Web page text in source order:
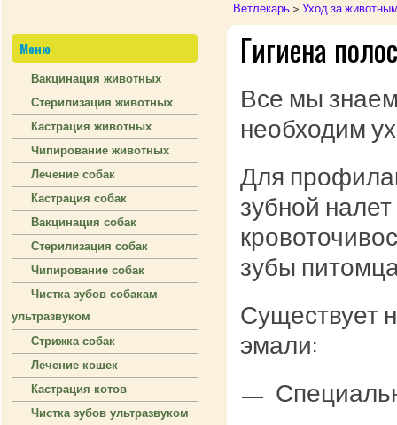
Ветлекарь > Уход за
Гигиена
Все мы
необходим
Для
зубной
зубы
Существует
эмали:
—
Меню
Вакцинация животных
Стерилизация животных
Кастрация животных
Чипирование животных
Лечение собак
Кастрация собак
Вакцинация собак
Стерилизация собак
Чипирование собак
Чистка зубов собакам
ультразвуком
Стрижка собак
Лечение кошек
Кастрация котов
Чистка зубов ультразвуком